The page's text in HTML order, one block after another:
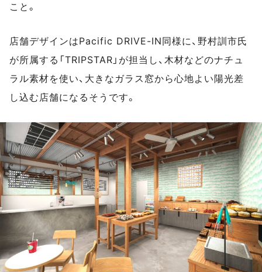
こと。
店舗デザインはPacific DRIVE-IN同様に、野村訓市氏
が所属する「TRIPSTAR」が担当し、木材などのナチュ
ラル素材を使い、大きなガラス窓から心地よい陽光差
し込む店舗になるそうです。